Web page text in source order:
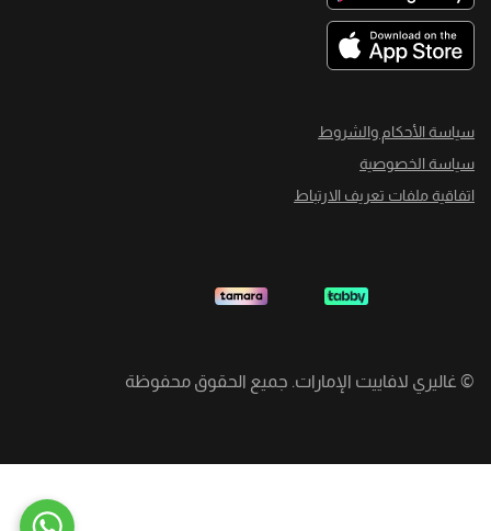
سياسة الأحكام والشروط
سياسة الخصوصية
اتفاقية ملفات تعريف الارتباط
© غاليري لافاييت الإمارات. جميع الحقوق محفوظة